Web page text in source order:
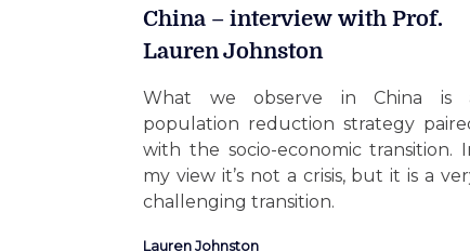
China – interview with Prof.
Lauren Johnston
What we observe in China is
population reduction strategy
with the socio-economic transition.
my view it’s not a crisis, but it is a
challenging transition.
Lauren Johnston